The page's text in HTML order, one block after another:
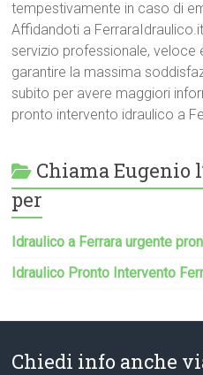
tempestivamente in caso di
Affidandoti a
servizio professionale, veloce
garantire la massima
subito per avere maggiori
pronto intervento idraulico a
Chiama Eugenio
per
Idraulico a Ferrara urgente
Idraulico Pronto Intervento
Chiedi info anche